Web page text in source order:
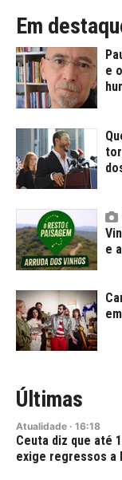
Em
e
e
Últimas
Atualidade · 16:18
Ceuta diz que até
exige regressos a